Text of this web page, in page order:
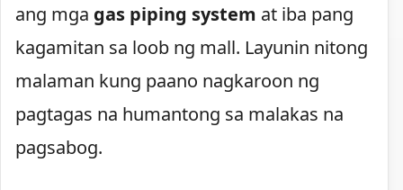
ang mga gas piping system at iba pang
kagamitan sa loob ng mall. Layunin nitong
malaman kung paano nagkaroon ng
pagtagas na humantong sa malakas na
pagsabog.